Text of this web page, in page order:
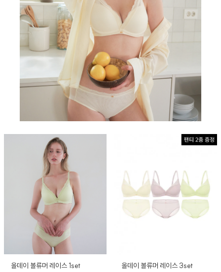
올데이 볼류머 레이스 1set 올데이 볼류머 레이스 3set